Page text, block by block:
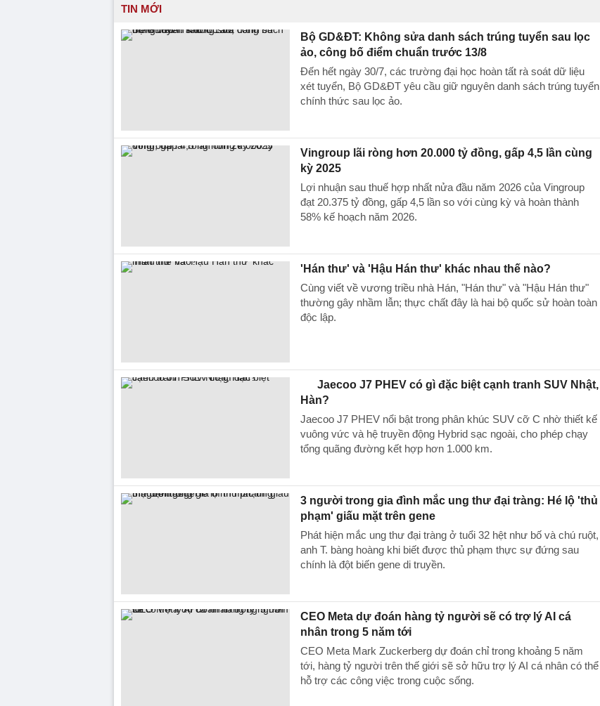
TIN MỚI
Bộ GD&ĐT: Không sửa danh sách trúng tuyển sau lọc
ảo, công bố điểm chuẩn trước 13/8
Đến hết ngày 30/7, các trường đại học hoàn tất rà soát dữ liệu
xét tuyển, Bộ GD&ĐT yêu cầu giữ nguyên danh sách trúng tuyển
chính thức sau lọc ảo.
Vingroup lãi ròng hơn 20.000 tỷ đồng, gấp 4,5 lần cùng
kỳ 2025
Lợi nhuận sau thuế hợp nhất nửa đầu năm 2026 của Vingroup
đạt 20.375 tỷ đồng, gấp 4,5 lần so với cùng kỳ và hoàn thành
58% kế hoạch năm 2026.
'Hán thư' và 'Hậu Hán thư' khác nhau thế nào?
Cùng viết về vương triều nhà Hán, "Hán thư" và "Hậu Hán thư"
thường gây nhầm lẫn; thực chất đây là hai bộ quốc sử hoàn toàn
độc lập.
Jaecoo J7 PHEV có gì đặc biệt cạnh tranh SUV Nhật,
Hàn?
Jaecoo J7 PHEV nổi bật trong phân khúc SUV cỡ C nhờ thiết kế
vuông vức và hệ truyền động Hybrid sạc ngoài, cho phép chạy
tổng quãng đường kết hợp hơn 1.000 km.
3 người trong gia đình mắc ung thư đại tràng: Hé lộ 'thủ
phạm' giấu mặt trên gene
Phát hiện mắc ung thư đại tràng ở tuổi 32 hệt như bố và chú ruột,
anh T. bàng hoàng khi biết được thủ phạm thực sự đứng sau
chính là đột biến gene di truyền.
CEO Meta dự đoán hàng tỷ người sẽ có trợ lý AI cá
nhân trong 5 năm tới
CEO Meta Mark Zuckerberg dự đoán chỉ trong khoảng 5 năm
tới, hàng tỷ người trên thế giới sẽ sở hữu trợ lý AI cá nhân có thể
hỗ trợ các công việc trong cuộc sống.